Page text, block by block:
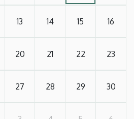
13 14 15 16
20 21 22 23
27 28 29 30